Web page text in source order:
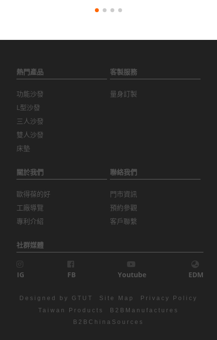
熱門產品
功能沙發
L型沙發
三人沙發
雙人沙發
床墊
客製服務
量身訂製
關於我們
歐得葆的好
工廠導覽
專利介紹
聯絡我們
門市資訊
預約參觀
客戶聯繫
社群媒體
IG FB Youtube EDM
Designed by GTUT Site Map
Privacy Policy
Taiwan Products
B2BManufactures
B2BChinaSources